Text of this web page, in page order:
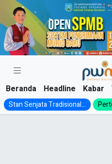
Skip
content
Beranda Headline Kabar
Stan Senjata Tradisional...